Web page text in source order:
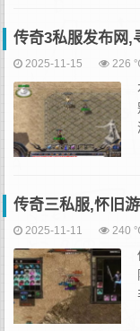
传奇3私服发布网,
2025-11-15 226
传奇三私服,怀旧
2025-11-11 240